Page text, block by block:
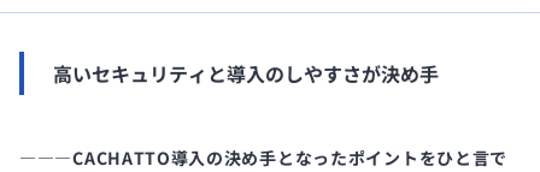
高いセキュリティと導入のしやすさが決め手
―――CACHATTO導入の決め手となったポイントをひと言で